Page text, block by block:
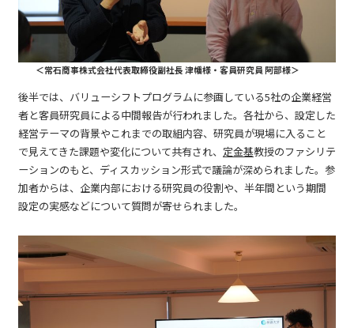
＜常石商事株式会社代表取締役副社長 津幡様・客員研究員 阿部様＞
後半では、バリューシフトプログラムに参画している5社の企業経営
者と客員研究員による中間報告が行われました。各社から、設定した
経営テーマの背景やこれまでの取組内容、研究員が現場に入ること
で見えてきた課題や変化について共有され、 定金基教授のファシリテ
ーションのもと、ディスカッション形式で議論が深められました。参
加者からは、企業内部における研究員の役割や、半年間という期間
設定の実感などについて質問が寄せられました。